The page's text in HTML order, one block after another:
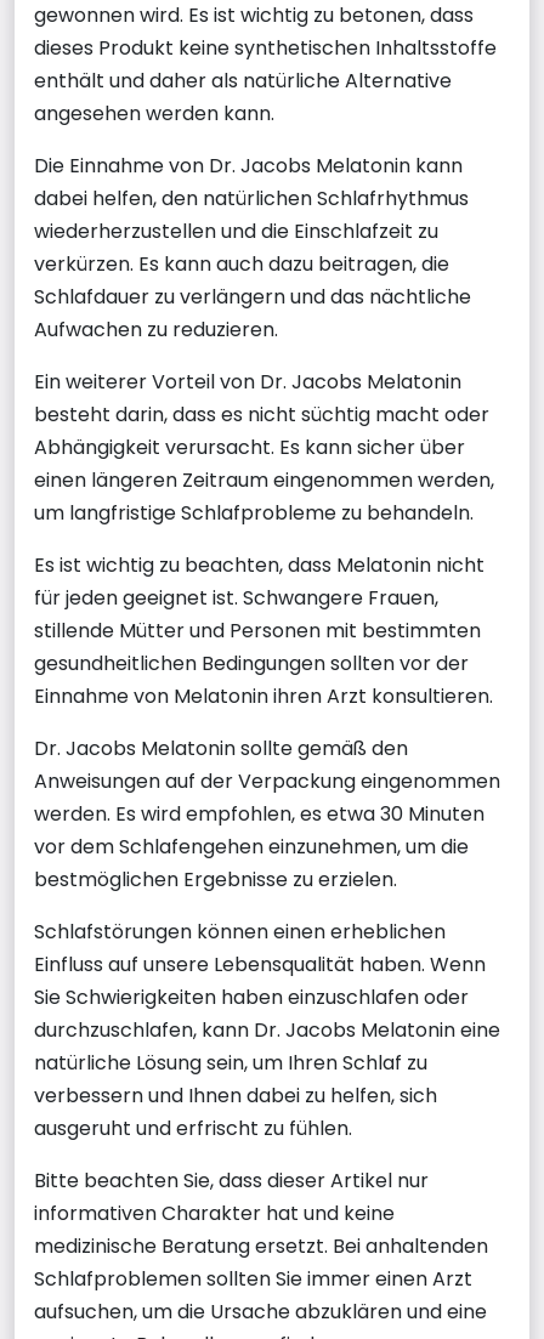
gewonnen wird. Es ist wichtig zu betonen, dass
dieses Produkt keine synthetischen Inhaltsstoffe
enthält und daher als natürliche Alternative
angesehen werden kann.
Die Einnahme von Dr. Jacobs Melatonin kann
dabei helfen, den natürlichen Schlafrhythmus
wiederherzustellen und die Einschlafzeit zu
verkürzen. Es kann auch dazu beitragen, die
Schlafdauer zu verlängern und das nächtliche
Aufwachen zu reduzieren.
Ein weiterer Vorteil von Dr. Jacobs Melatonin
besteht darin, dass es nicht süchtig macht oder
Abhängigkeit verursacht. Es kann sicher über
einen längeren Zeitraum eingenommen werden,
um langfristige Schlafprobleme zu behandeln.
Es ist wichtig zu beachten, dass Melatonin nicht
für jeden geeignet ist. Schwangere Frauen,
stillende Mütter und Personen mit bestimmten
gesundheitlichen Bedingungen sollten vor der
Einnahme von Melatonin ihren Arzt konsultieren.
Dr. Jacobs Melatonin sollte gemäß den
Anweisungen auf der Verpackung eingenommen
werden. Es wird empfohlen, es etwa 30 Minuten
vor dem Schlafengehen einzunehmen, um die
bestmöglichen Ergebnisse zu erzielen.
Schlafstörungen können einen erheblichen
Einfluss auf unsere Lebensqualität haben. Wenn
Sie Schwierigkeiten haben einzuschlafen oder
durchzuschlafen, kann Dr. Jacobs Melatonin eine
natürliche Lösung sein, um Ihren Schlaf zu
verbessern und Ihnen dabei zu helfen, sich
ausgeruht und erfrischt zu fühlen.
Bitte beachten Sie, dass dieser Artikel nur
informativen Charakter hat und keine
medizinische Beratung ersetzt. Bei anhaltenden
Schlafproblemen sollten Sie immer einen Arzt
aufsuchen, um die Ursache abzuklären und eine